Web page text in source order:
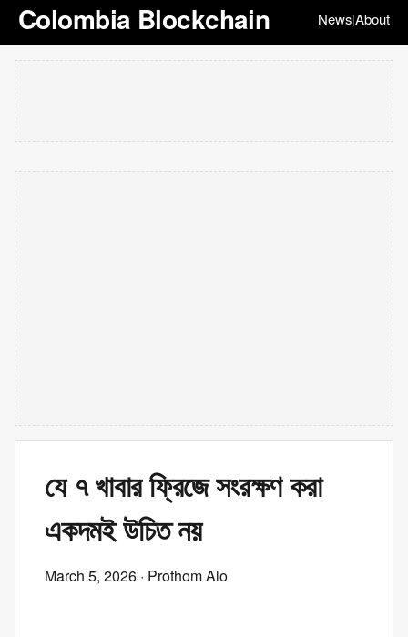
Colombia Blockchain News|About
যে ৭ খাবার ফ্রিজে সংরক্ষণ করা
একদমই উচিত নয়
March 5, 2026 · Prothom Alo